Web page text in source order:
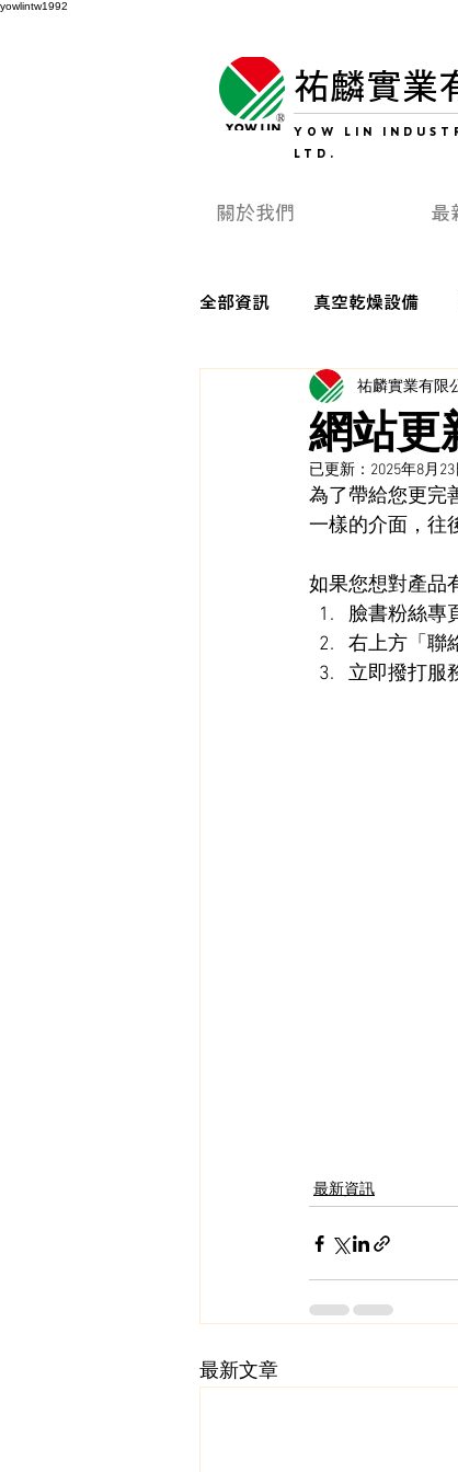
yowlintw1992
祐麟實業
YOW LIN
LTD.
關於我們 最
全部資訊 真空乾燥設備
網站更
祐麟實業有限
已更新： 2025年8月23
為了帶給您更完
一樣的介面，往
如果您想對產品
臉書粉絲專
右上方「聯
立即撥打服
最新資訊
最新文章